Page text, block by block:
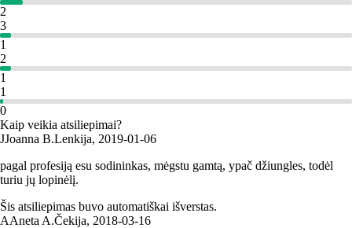
2
3
1
2
1
1
0
Kaip veikia atsiliepimai?
JJoanna B.Lenkija, 2019‑01‑06
pagal profesiją esu sodininkas, mėgstu gamtą, ypač džiungles, todėl
turiu jų lopinėlį.
Šis atsiliepimas buvo automatiškai išverstas.
AAneta A.Čekija, 2018‑03‑16